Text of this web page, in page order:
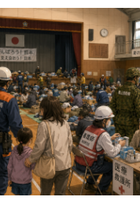
堅定的意志，確保民主
。
斷創造高質量發展新業
神」，還以為是假文件
？ 最後一句是「會議還
次外媒最感興趣的問
大做文章，排查二十
？這為習近平的進一步
路。據統計，過去一
官方宣布落馬或罷免
有「失蹤」者。總共
政治局委員：軍委副
馬興瑞。 軍方還有原
續了，中國是中國，
常外交，中國也可致力
九四五年八一五台灣獨
地選擇獨立，成為杭
獨立的台灣會像脫離
一天成為獨立紀念日
史的朝鮮，台灣是新
史。台灣沒有像朝鮮
內戰形成南韓、北朝
左右路線政黨，形塑
九四五年八一五台灣獨
共和國革命推翻中華